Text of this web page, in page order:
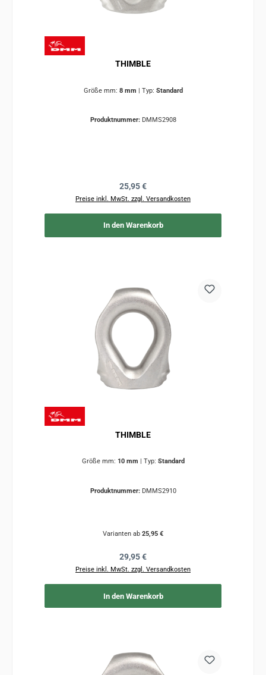
THIMBLE
Größe mm: 8 mm | Typ: Standard
Produktnummer: DMMS2908
Regulärer Preis:
25,95 €
Preise inkl. MwSt. zzgl. Versandkosten
In den Warenkorb
THIMBLE
Größe mm: 10 mm | Typ: Standard
Produktnummer: DMMS2910
Varianten ab 25,95 €
Regulärer Preis:
29,95 €
Preise inkl. MwSt. zzgl. Versandkosten
In den Warenkorb